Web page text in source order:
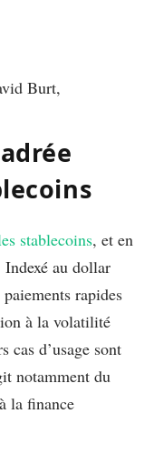
Burt,
stablecoins, et en
au dollar
rapides
à la volatilité
cas d’usage sont
notamment du
la finance